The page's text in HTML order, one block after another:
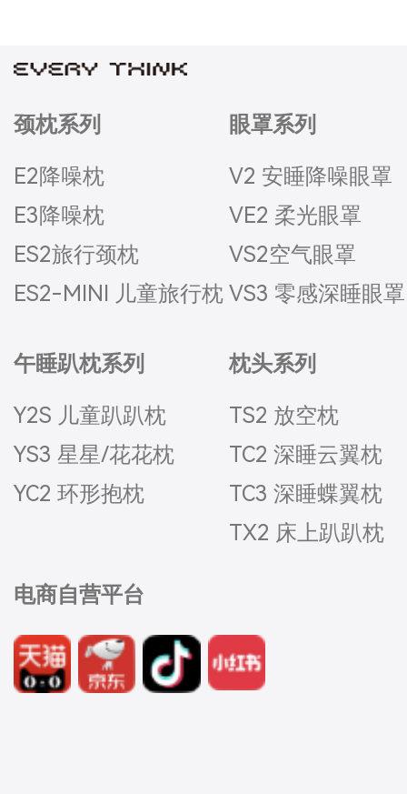
颈枕系列
E2降噪枕
E3降噪枕
ES2旅行颈枕
ES2-MINI 儿童旅行枕
眼罩系列
V2 安睡降噪眼罩
VE2 柔光眼罩
VS2空气眼罩
VS3 零感深睡眼罩
午睡趴枕系列
Y2S 儿童趴趴枕
YS3 星星/花花枕
YC2 环形抱枕
枕头系列
TS2 放空枕
TC2 深睡云翼枕
TC3 深睡蝶翼枕
TX2 床上趴趴枕
电商自营平台